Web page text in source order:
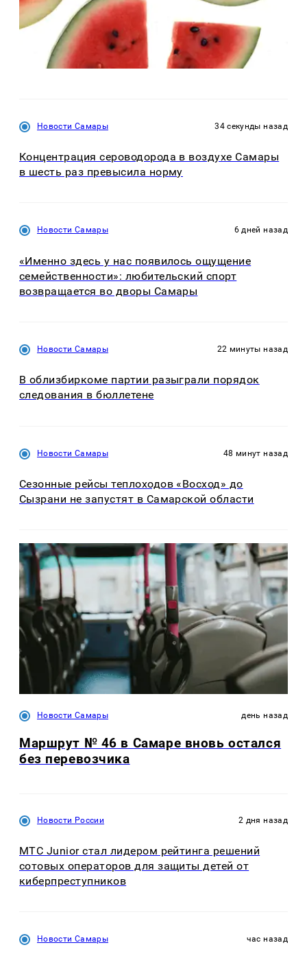
Новости Самары 34 секунды назад
Концентрация сероводорода в воздухе Самары
в шесть раз превысила норму
Новости Самары 6 дней назад
«Именно здесь у нас появилось ощущение
семейственности»: любительский спорт
возвращается во дворы Самары
Новости Самары 22 минуты назад
В облизбиркоме партии разыграли порядок
следования в бюллетене
Новости Самары 48 минут назад
Сезонные рейсы теплоходов «Восход» до
Сызрани не запустят в Самарской области
Новости Самары день назад
Маршрут № 46 в Самаре вновь остался
без перевозчика
Новости России 2 дня назад
МТС Junior стал лидером рейтинга решений
сотовых операторов для защиты детей от
киберпреступников
Новости Самары час назад